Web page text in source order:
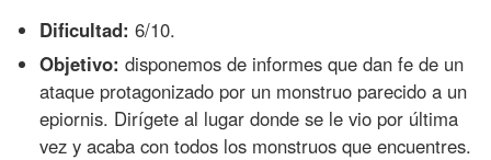
Dificultad: 6/10.
Objetivo: disponemos de informes que dan fe de un
ataque protagonizado por un monstruo parecido a un
epiornis. Dirígete al lugar donde se le vio por última
vez y acaba con todos los monstruos que encuentres.